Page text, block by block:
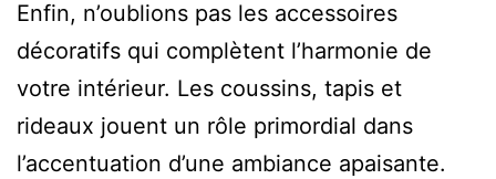
Enfin, n’oublions pas les accessoires
décoratifs qui complètent l’harmonie de
votre intérieur. Les coussins, tapis et
rideaux jouent un rôle primordial dans
l’accentuation d’une ambiance apaisante.